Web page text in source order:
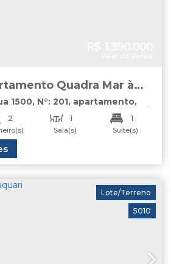
Quadra Mar à
Camboriú
1500, N°: 201, apartamento,
Camboriú Santa Catarina Brasil
2 1
Sala(s)
1
Suíte(s)
Total:
.00
5010
Lote/Terreno